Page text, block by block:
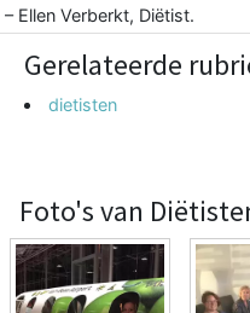
– Ellen Verberkt, Diëtist.
Gerelateerde
dietisten
Foto's van